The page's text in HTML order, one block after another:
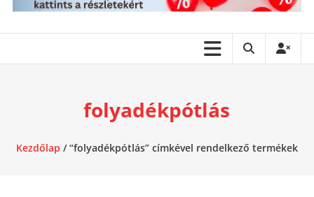
folyadékpótlás
Kezdőlap / “folyadékpótlás” címkével rendelkező termékek